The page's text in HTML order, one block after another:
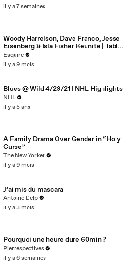
il y a 7 semaines
Woody Harrelson, Dave Franco, Jesse
Eisenberg & Isla Fisher Reunite | Table
Read | Esquire
Esquire
il y a 9 mois
Blues @ Wild 4/29/21 | NHL Highlights
NHL
il y a 5 ans
A Family Drama Over Gender in “Holy
Curse”
The New Yorker
il y a 9 mois
J’ai mis du mascara
Antoine Delp
il y a 3 mois
Pourquoi une heure dure 60min ?
Pierrespectives
il y a 6 semaines